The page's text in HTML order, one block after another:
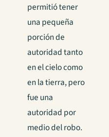
permitió tener
una pequeña
porción de
autoridad tanto
en el cielo como
en la tierra, pero
fue una
autoridad por
medio del robo.